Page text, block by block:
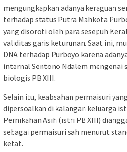
mengungkapkan adanya keraguan
terhadap status Putra Mahkota
yang disoroti oleh para sesepuh
validitas garis keturunan. Saat ini,
DNA terhadap Purboyo karena
internal Sentono Ndalem mengenai
biologis PB XIII.
Selain itu, keabsahan permaisuri
dipersoalkan di kalangan keluarga
Pernikahan Asih (istri PB XIII)
sebagai permaisuri sah menurut
ketat.